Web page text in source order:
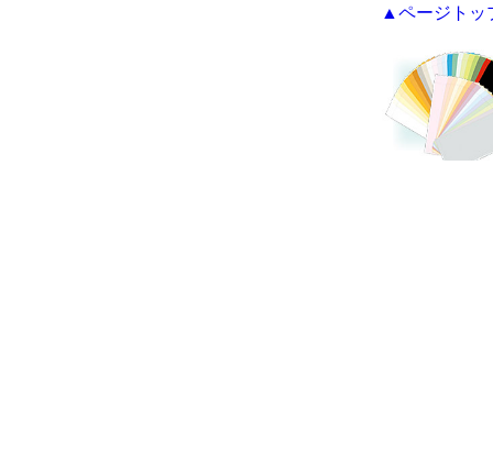
▲ページトッ